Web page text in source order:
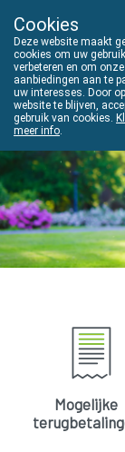
Vandaag
Mogelijke
Cookies
Deze website maakt
cookies om uw
verbeteren en om
aanbiedingen aan te
uw interesses. Door
website te blijven,
gebruik van cookies.
meer info.